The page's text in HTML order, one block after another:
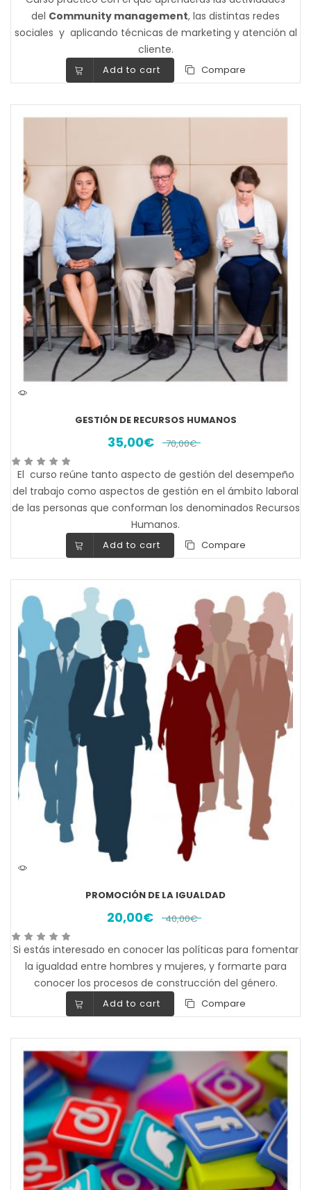
del Community management, las distintas redes
sociales y aplicando técnicas de marketing y atención al
cliente.
Add to cart Compare
GESTIÓN DE RECURSOS HUMANOS
35,00€ 70,00€
El curso reúne tanto aspecto de gestión del desempeño
del trabajo como aspectos de gestión en el ámbito laboral
de las personas que conforman los denominados Recursos
Humanos.
Add to cart Compare
PROMOCIÓN DE LA IGUALDAD
20,00€ 40,00€
Si estás interesado en conocer las políticas para fomentar
la igualdad entre hombres y mujeres, y formarte para
conocer los procesos de construcción del género.
Add to cart Compare